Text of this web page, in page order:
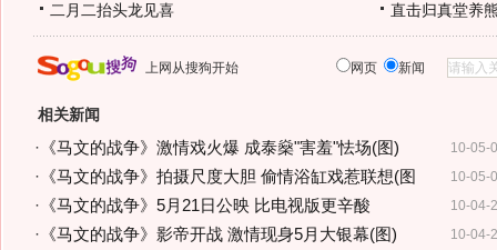
二月二抬头龙见喜 直击归真堂养
上网从搜狗开始 网页 新闻
相关新闻
10-05-
· 《马文的战争》激情戏火爆 成泰燊"害羞"怯场(图)
10-05-
· 《马文的战争》拍摄尺度大胆 偷情浴缸戏惹联想(图
10-04-
· 《马文的战争》5月21日公映 比电视版更辛酸
10-04-
· 《马文的战争》影帝开战 激情现身5月大银幕(图)